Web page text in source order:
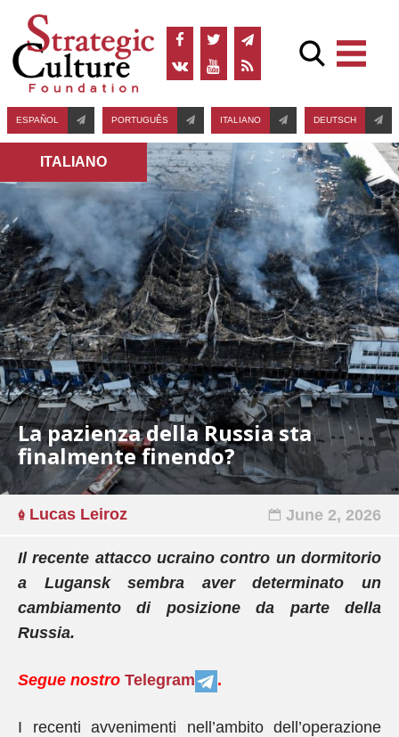
ESPAÑOL PORTUGUÊS ITALIANO DEUTSCH
ITALIANO
La pazienza della Russia sta
finalmente finendo?
Lucas Leiroz June 2, 2026
Il recente attacco ucraino contro un dormitorio
a Lugansk sembra aver determinato un
cambiamento di posizione da parte della
Russia.
Segue nostro Telegram .
I recenti avvenimenti nell’ambito dell’operazione